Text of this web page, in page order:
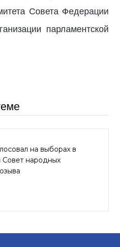
Совета Федерации
парламентской
на выборах в
Совет народных